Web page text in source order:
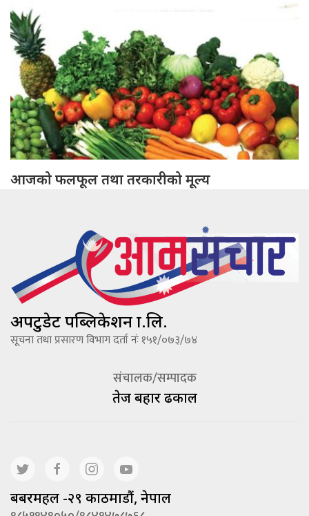
आजको फलफूल तथा तरकारीको मूल्य
अपटुडेट पब्लिकेशन प्रा.लि.
सूचना तथा प्रसारण विभाग दर्ता नंः १५१/०७३/७४
संचालक/सम्पादक
तेज बहादूर ढकाल
बबरमहल -२९ काठमाडौं, नेपाल